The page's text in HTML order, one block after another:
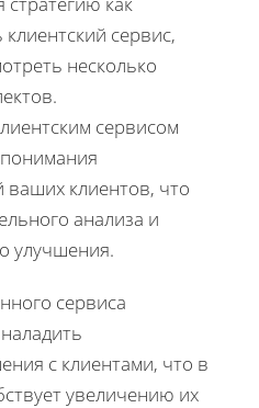
сервис,
несколько
сервисом
ваших клиентов, что
анализа и
улучшения.
сервиса
с клиентами, что в
увеличению их